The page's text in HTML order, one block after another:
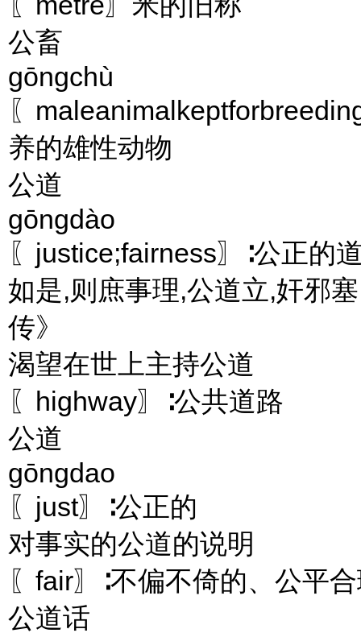
公畜
gōngchù
〖
养的雄性动物
公道
gōngdào
〖justice;fairness〗∶公正的
如是,则庶事理,公道立,奸邪
传》
渴望在世上主持公道
〖highway〗∶公共道路
公道
gōngdao
〖just〗∶公正的
对事实的公道的说明
〖fair〗∶不偏不倚的、公平
公道话